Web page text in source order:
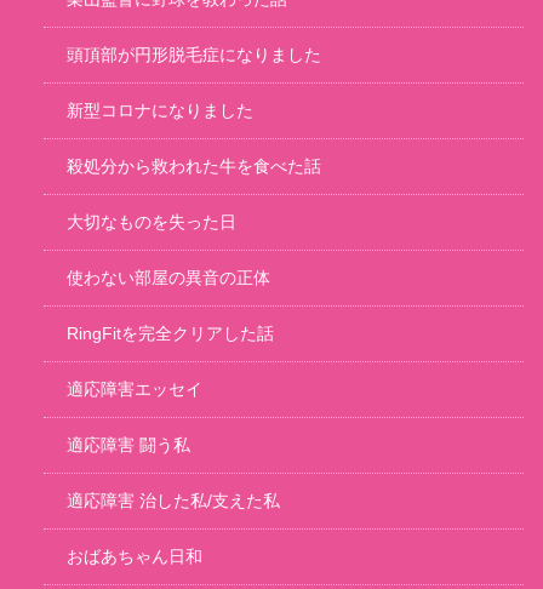
頭頂部が円形脱毛症になりました
新型コロナになりました
殺処分から救われた牛を食べた話
大切なものを失った日
使わない部屋の異音の正体
RingFitを完全クリアした話
適応障害エッセイ
適応障害 闘う私
適応障害 治した私/支えた私
おばあちゃん日和